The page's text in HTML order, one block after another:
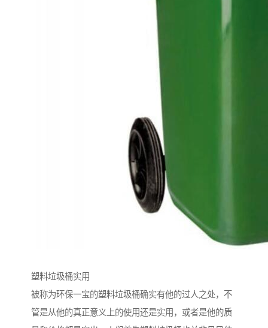
塑料垃圾桶实用
被称为环保一宝的塑料垃圾桶确实有他的过人之处，不
管是从他的真正意义上的使用还是实用，或者是他的质